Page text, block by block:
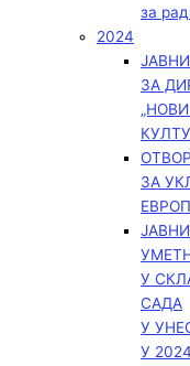
за
2024
ЗА
ЗА
У
САДА
У
У